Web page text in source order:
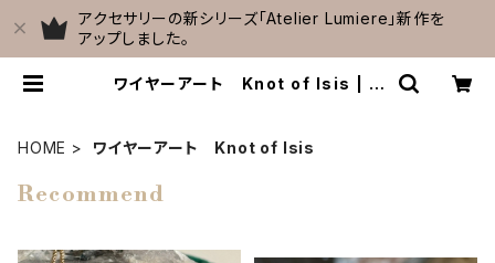
アクセサリーの新シリーズ「Atelier Lumiere」新作を
アップしました。
ワイヤーアート Knot of Isis | C
HOME ワイヤーアート Knot of Isis
Recommend